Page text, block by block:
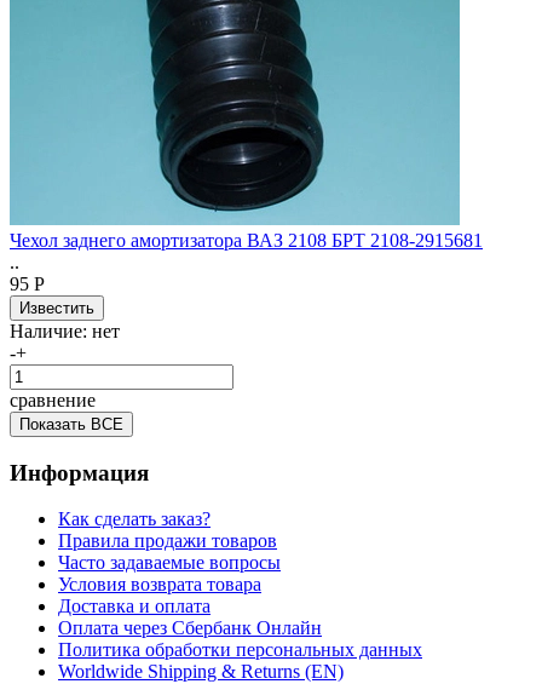
Чехол заднего амортизатора ВАЗ 2108 БРТ 2108-2915681
..
95 Р
Наличие: нет
-+
сравнение
Показать ВСЕ
Информация
Как сделать заказ?
Правила продажи товаров
Часто задаваемые вопросы
Условия возврата товара
Доставка и оплата
Оплата через Сбербанк Онлайн
Политика обработки персональных данных
Worldwide Shipping & Returns (EN)